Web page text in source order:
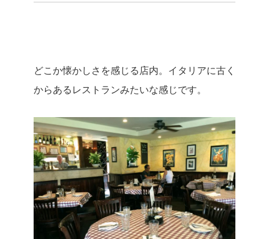
どこか懐かしさを感じる店内。イタリアに古く
からあるレストランみたいな感じです。